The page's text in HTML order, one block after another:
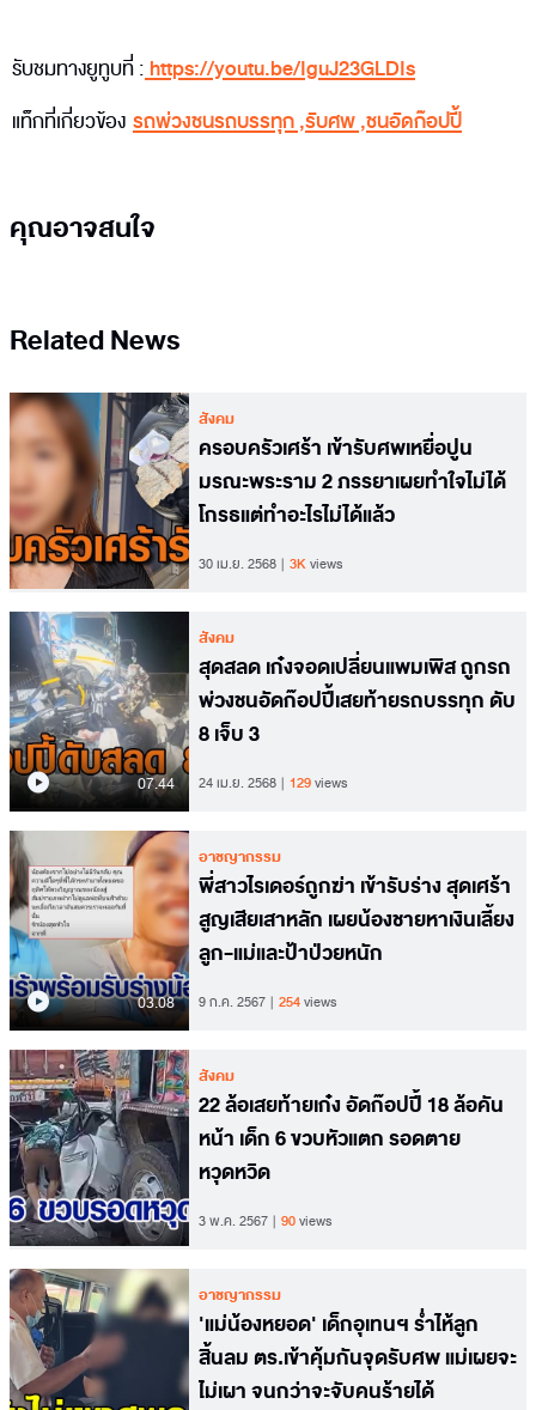
รับชมทางยูทูบที่ : https://youtu.be/IguJ23GLDIs
แท็กที่เกี่ยวข้อง รถพ่วงชนรถบรรทุก,รับศพ,ชนอัดก๊อปปี้
คุณอาจสนใจ
Related News
สังคม
ครอบครัวเศร้า เข้ารับศพเหยื่อปูน
มรณะพระราม 2 ภรรยาเผยทำใจไม่ได้
โกรธแต่ทำอะไรไม่ได้แล้ว
30 เม.ย. 2568 3Kviews
07.44
สังคม
สุดสลด เก๋งจอดเปลี่ยนแพมเพิส ถูกรถ
พ่วงชนอัดก๊อปปี้เสยท้ายรถบรรทุก ดับ
8 เจ็บ 3
24 เม.ย. 2568 129views
03.08
อาชญากรรม
พี่สาวไรเดอร์ถูกฆ่า เข้ารับร่าง สุดเศร้า
สูญเสียเสาหลัก เผยน้องชายหาเงินเลี้ยง
ลูก-แม่และป้าป่วยหนัก
9 ก.ค. 2567 254views
สังคม
22 ล้อเสยท้ายเก๋ง อัดก๊อปปี้ 18 ล้อคัน
หน้า เด็ก 6 ขวบหัวแตก รอดตาย
หวุดหวิด
3 พ.ค. 2567 90views
อาชญากรรม
'แม่น้องหยอด' เด็กอุเทนฯ ร่ำไห้ลูก
สิ้นลม ตร.เข้าคุ้มกันจุดรับศพ แม่เผยจะ
ไม่เผา จนกว่าจะจับคนร้ายได้